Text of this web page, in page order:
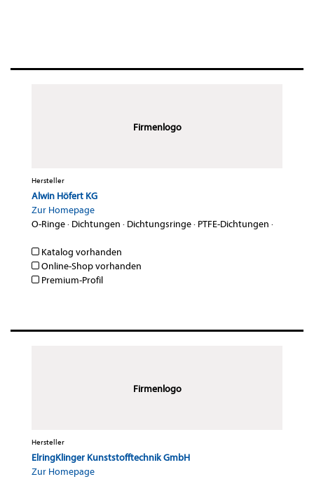
Firmenlogo
Hersteller
Alwin Höfert KG
Zur Homepage
O-Ringe· Dichtungen · Dichtungsringe· PTFE-Dichtungen ·
Katalog vorhanden
Online-Shop vorhanden
Premium-Profil
Firmenlogo
Hersteller
ElringKlinger Kunststofftechnik GmbH
Zur Homepage